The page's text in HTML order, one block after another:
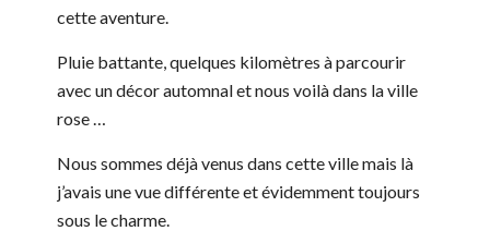
cette aventure.
Pluie battante, quelques kilomètres à parcourir
avec un décor automnal et nous voilà dans la ville
rose …
Nous sommes déjà venus dans cette ville mais là
j’avais une vue différente et évidemment toujours
sous le charme.